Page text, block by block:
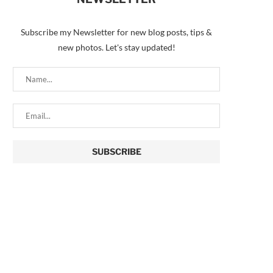
Subscribe my Newsletter for new blog posts, tips &
new photos. Let's stay updated!